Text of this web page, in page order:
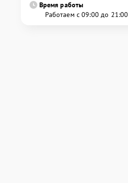
Время работы
Работаем с 09:00 до 21:00